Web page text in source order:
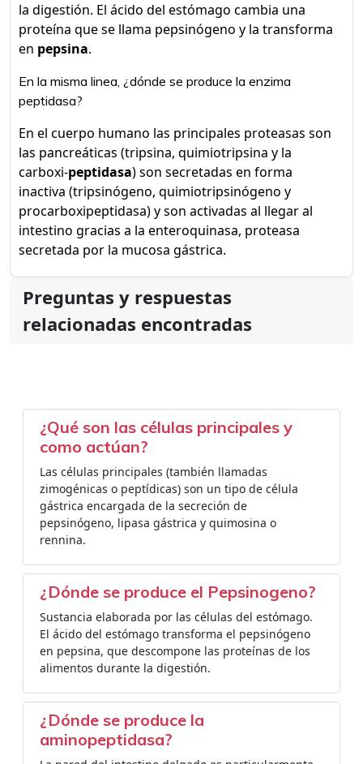
la digestión. El ácido del estómago cambia una
proteína que se llama pepsinógeno y la transforma
en pepsina.
En la misma linea, ¿dónde se produce la enzima
peptidasa?
En el cuerpo humano las principales proteasas son
las pancreáticas (tripsina, quimiotripsina y la
carboxi-peptidasa) son secretadas en forma
inactiva (tripsinógeno, quimiotripsinógeno y
procarboxipeptidasa) y son activadas al llegar al
intestino gracias a la enteroquinasa, proteasa
secretada por la mucosa gástrica.
Preguntas y respuestas
relacionadas encontradas
¿Qué son las células principales y
como actúan?
Las células principales (también llamadas
zimogénicas o peptídicas) son un tipo de célula
gástrica encargada de la secreción de
pepsinógeno, lipasa gástrica y quimosina o
rennina.
¿Dónde se produce el Pepsinogeno?
Sustancia elaborada por las células del estómago.
El ácido del estómago transforma el pepsinógeno
en pepsina, que descompone las proteínas de los
alimentos durante la digestión.
¿Dónde se produce la
aminopeptidasa?